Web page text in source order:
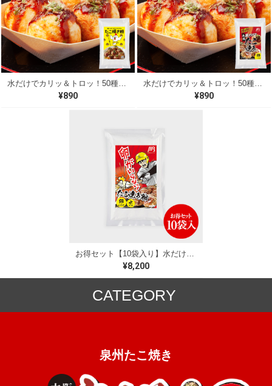
¥890 ¥890
お得セット【10袋入り】水だけでできる！たこ焼きミックス粉
¥8,200
CATEGORY
ミックス粉 冷凍食品
泉州たこ焼き